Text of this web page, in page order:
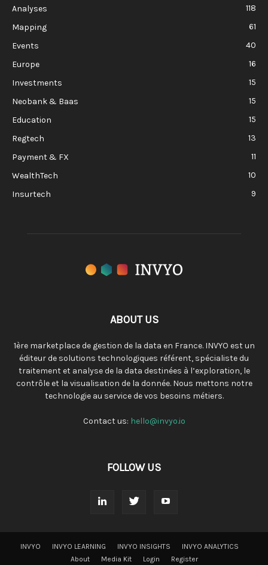
Analyses
118
Mapping
61
Events
40
Europe
16
Investments
15
Neobank & Baas
15
Education
15
Regtech
13
Payment & FX
11
WealthTech
10
Insurtech
9
ABOUT US
1ère marketplace de gestion de la data en France. INVYO est un
éditeur de solutions technologiques référent, spécialiste du
traitement et analyse de la data destinées à l’exploration, le
contrôle et la visualisation de la donnée. Nous mettons notre
technologie au service de vos besoins métiers.
Contact us: hello@invyo.io
FOLLOW US
INVYO INVYO LEARNING INVYO INSIGHTS
INVYO ANALYTICS
About
Media Kit Login Register